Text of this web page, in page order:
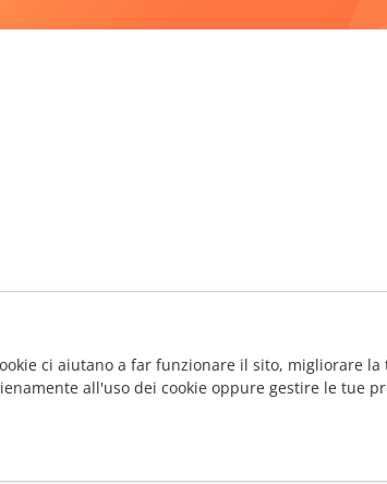
ci aiutano a far funzionare il sito, migliorare la
all'uso dei cookie oppure gestire le tue